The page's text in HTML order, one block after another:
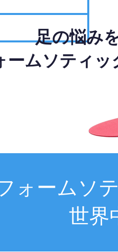
足の悩み
ームソティッ
ォームソ
世界